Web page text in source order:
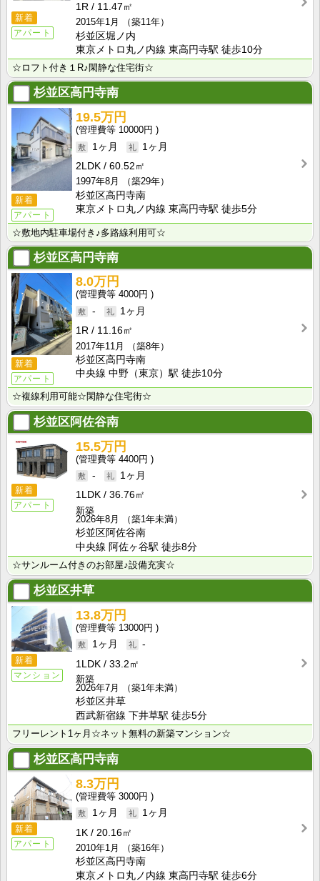
新着
アパート
1R
11.47㎡
2015年1月
（築11年）
杉並区堀ノ内
東京メトロ丸ノ内線 東高円寺駅 徒歩10分
☆ロフト付き１R♪閑静な住宅街☆
杉並区高円寺南
新着
アパート
19.5万円
10000円
1ヶ月
1ヶ月
2LDK
60.52㎡
1997年8月
（築29年）
杉並区高円寺南
東京メトロ丸ノ内線 東高円寺駅 徒歩5分
☆敷地内駐車場付き♪多路線利用可☆
杉並区高円寺南
新着
アパート
8.0万円
4000円
-
1ヶ月
1R
11.16㎡
2017年11月
（築8年）
杉並区高円寺南
中央線 中野（東京）駅 徒歩10分
☆複線利用可能☆閑静な住宅街☆
杉並区阿佐谷南
新着
アパート
15.5万円
4400円
-
1ヶ月
1LDK
36.76㎡
新築
2026年8月
（築1年未満）
杉並区阿佐谷南
中央線 阿佐ヶ谷駅 徒歩8分
☆サンルーム付きのお部屋♪設備充実☆
杉並区井草
新着
マンション
13.8万円
13000円
1ヶ月
-
1LDK
33.2㎡
新築
2026年7月
（築1年未満）
杉並区井草
西武新宿線 下井草駅 徒歩5分
フリーレント1ヶ月☆ネット無料の新築マンション☆
杉並区高円寺南
新着
アパート
8.3万円
3000円
1ヶ月
1ヶ月
1K
20.16㎡
2010年1月
（築16年）
杉並区高円寺南
東京メトロ丸ノ内線 東高円寺駅 徒歩6分